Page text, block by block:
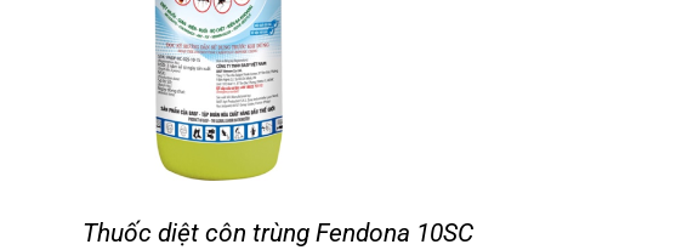
Thuốc diệt côn trùng Fendona 10SC